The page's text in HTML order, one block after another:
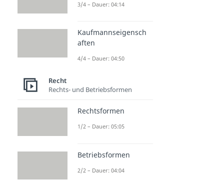
3/4 – Dauer: 04:14
Kaufmannseigensch
aften
4/4 – Dauer: 04:50
Recht
Rechts- und Betriebsformen
Rechtsformen
1/2 – Dauer: 05:05
Betriebsformen
2/2 – Dauer: 04:04